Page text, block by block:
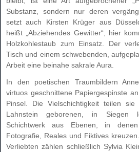
Substanz, sondern nur deren
setzt auch Kirsten Krüger aus
heißt „Abziehendes Gewitter“, hier
Holzkohlestaub zum Einsatz. Der
Tisch und einem schwebenden,
Arbeit eine beinahe sakrale Aura.
In den poetischen Traumbildern
virtuos geschnittene Papiergespinste
Pinsel. Die Vielschichtigkeit teilen
Lahnstein geborenen, in Siegen
Schichtwerk aus Ebenen, in
Fotografie, Reales und Fiktives
Verliebten zählen schließlich Sylvia